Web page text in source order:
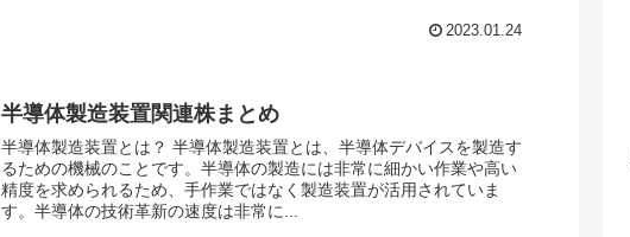
2023.01.24
半導体製造装置関連株まとめ
半導体製造装置とは？ 半導体製造装置とは、半導体デバイスを製造す
るための機械のことです。半導体の製造には非常に細かい作業や高い
精度を求められるため、手作業ではなく製造装置が活用されていま
す。半導体の技術革新の速度は非常に...